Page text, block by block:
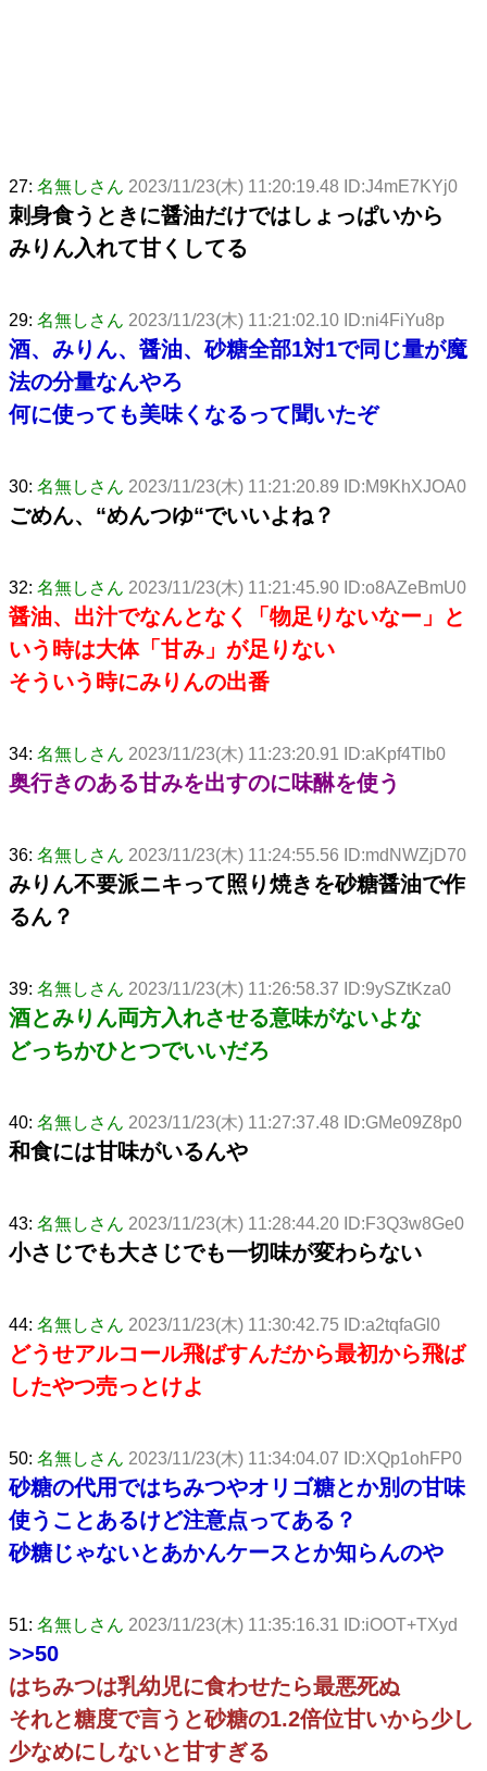
27: 名無しさん 2023/11/23(木) 11:20:19.48 ID:J4mE7KYj0
刺身食うときに醤油だけではしょっぱいから
みりん入れて甘くしてる
29: 名無しさん 2023/11/23(木) 11:21:02.10 ID:ni4FiYu8p
酒、みりん、醤油、砂糖全部1対1で同じ量が魔
法の分量なんやろ
何に使っても美味くなるって聞いたぞ
30: 名無しさん 2023/11/23(木) 11:21:20.89 ID:M9KhXJOA0
ごめん、“めんつゆ“でいいよね？
32: 名無しさん 2023/11/23(木) 11:21:45.90 ID:o8AZeBmU0
醤油、出汁でなんとなく「物足りないなー」と
いう時は大体「甘み」が足りない
そういう時にみりんの出番
34: 名無しさん 2023/11/23(木) 11:23:20.91 ID:aKpf4Tlb0
奥行きのある甘みを出すのに味醂を使う
36: 名無しさん 2023/11/23(木) 11:24:55.56 ID:mdNWZjD70
みりん不要派ニキって照り焼きを砂糖醤油で作
るん？
39: 名無しさん 2023/11/23(木) 11:26:58.37 ID:9ySZtKza0
酒とみりん両方入れさせる意味がないよな
どっちかひとつでいいだろ
40: 名無しさん 2023/11/23(木) 11:27:37.48 ID:GMe09Z8p0
和食には甘味がいるんや
43: 名無しさん 2023/11/23(木) 11:28:44.20 ID:F3Q3w8Ge0
小さじでも大さじでも一切味が変わらない
44: 名無しさん 2023/11/23(木) 11:30:42.75 ID:a2tqfaGl0
どうせアルコール飛ばすんだから最初から飛ば
したやつ売っとけよ
50: 名無しさん 2023/11/23(木) 11:34:04.07 ID:XQp1ohFP0
砂糖の代用ではちみつやオリゴ糖とか別の甘味
使うことあるけど注意点ってある？
砂糖じゃないとあかんケースとか知らんのや
51: 名無しさん 2023/11/23(木) 11:35:16.31 ID:iOOT+TXyd
>>50
はちみつは乳幼児に食わせたら最悪死ぬ
それと糖度で言うと砂糖の1.2倍位甘いから少し
少なめにしないと甘すぎる